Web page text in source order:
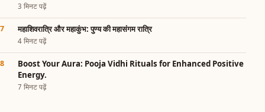
3 मिनट पढ़ें
महाशिवरात्रि और महाकुंभ: पुण्य की महासंगम रात्रि
4 मिनट पढ़ें
Boost Your Aura: Pooja Vidhi Rituals for Enhanced Positive
Energy.
7 मिनट पढ़ें